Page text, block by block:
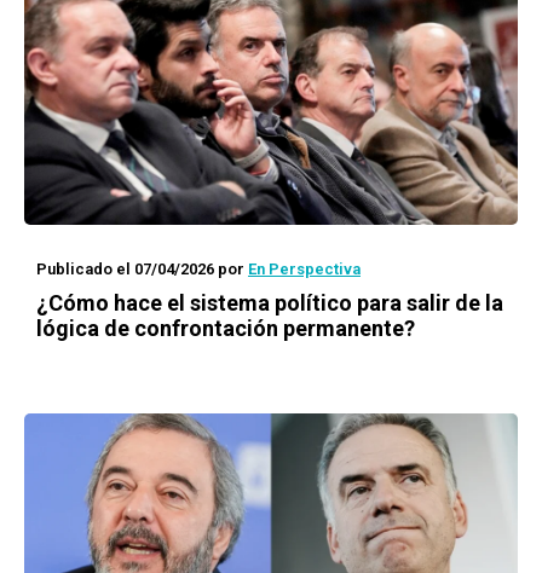
Publicado el 07/04/2026 por En Perspectiva
¿Cómo hace el sistema político para salir de la
lógica de confrontación permanente?